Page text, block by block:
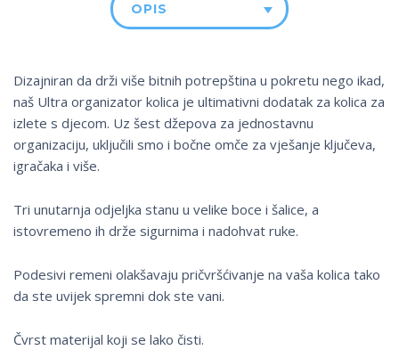
OPIS
Dizajniran da drži više bitnih potrepština u pokretu nego ikad,
naš Ultra organizator kolica je ultimativni dodatak za kolica za
izlete s djecom. Uz šest džepova za jednostavnu
organizaciju, uključili smo i bočne omče za vješanje ključeva,
igračaka i više.
Tri unutarnja odjeljka stanu u velike boce i šalice, a
istovremeno ih drže sigurnima i nadohvat ruke.
Podesivi remeni olakšavaju pričvršćivanje na vaša kolica tako
da ste uvijek spremni dok ste vani.
Čvrst materijal koji se lako čisti.